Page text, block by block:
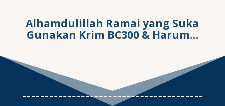
Alhamdulillah Ramai yang Suka
Gunakan Krim BC300 & Harum…